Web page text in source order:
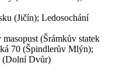
(Jičín); Ledosochání
(Šrámkův statek
70 (Špindlerův Mlýn);
(Dolní Dvůr)